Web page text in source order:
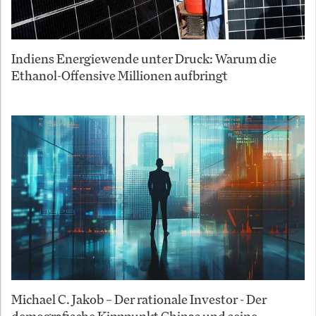
Indiens Energiewende unter Druck: Warum die
Ethanol-Offensive Millionen aufbringt
Michael C. Jakob – Der rationale Investor - Der